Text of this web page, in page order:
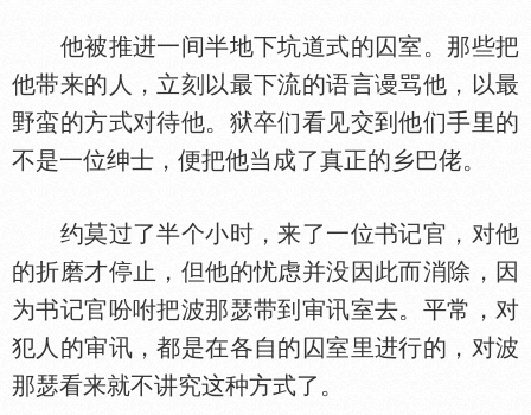
他被推进一间半地下坑道式的囚室。那些把
他带来的人，立刻以最下流的语言谩骂他，以最
野蛮的方式对待他。狱卒们看见交到他们手里的
不是一位绅士，便把他当成了真正的乡巴佬。
约莫过了半个小时，来了一位书记官，对他
的折磨才停止，但他的忧虑并没因此而消除，因
为书记官吩咐把波那瑟带到审讯室去。平常，对
犯人的审讯，都是在各自的囚室里进行的，对波
那瑟看来就不讲究这种方式了。